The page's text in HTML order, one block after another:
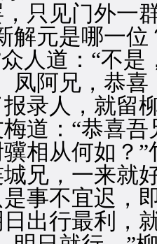
见门外一群
解元是哪一
人道：“不
凤阿兄，恭
录人，就留
道：“恭喜
相从何如？
兄，一来就
事不宜迟，
出行最利，